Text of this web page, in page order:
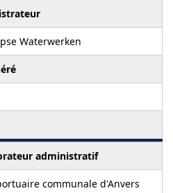
Waterwerken
administratif
communale d'Anvers